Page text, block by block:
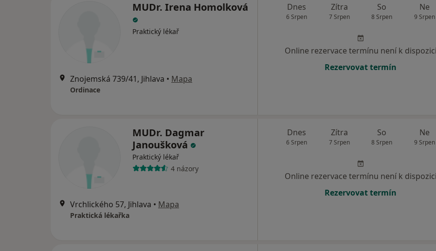
MUDr. Irena Homolková
Praktický lékař
Znojemská 739/41, Jihlava • Mapa
Ordinace
Dnes
6 Srpen
Zítra
7 Srpen
So
8 Srpen
Ne
9 Srpen
Online rezervace termínu není k dispozici
Rezervovat termín
MUDr. Dagmar
Janoušková
Praktický lékař
4 názory
Vrchlického 57, Jihlava • Mapa
Praktická lékařka
Dnes
6 Srpen
Zítra
7 Srpen
So
8 Srpen
Ne
9 Srpen
Online rezervace termínu není k dispozici
Rezervovat termín